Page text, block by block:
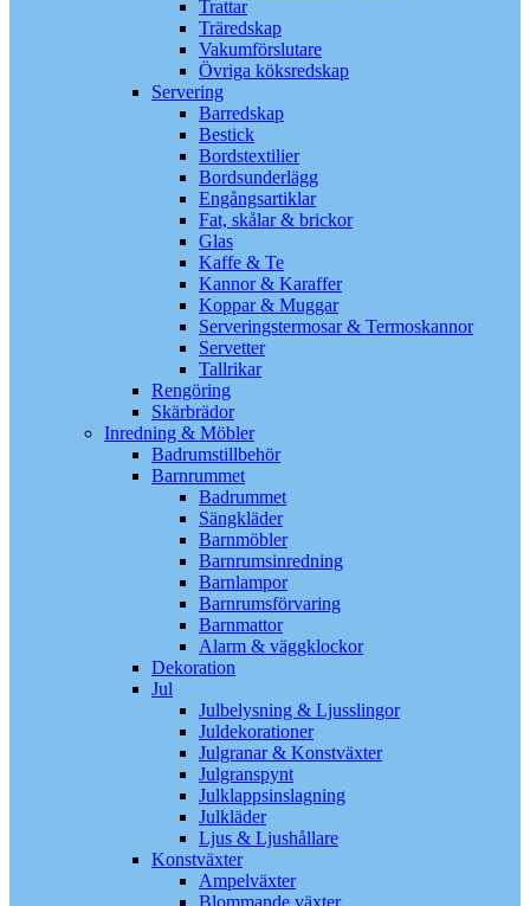
Trattar
Träredskap
Vakumförslutare
Övriga köksredskap
Servering
Barredskap
Bestick
Bordstextilier
Bordsunderlägg
Engångsartiklar
Fat, skålar & brickor
Glas
Kaffe & Te
Kannor & Karaffer
Koppar & Muggar
Serveringstermosar & Termoskannor
Servetter
Tallrikar
Rengöring
Skärbrädor
Inredning & Möbler
Badrumstillbehör
Barnrummet
Badrummet
Sängkläder
Barnmöbler
Barnrumsinredning
Barnlampor
Barnrumsförvaring
Barnmattor
Alarm & väggklockor
Dekoration
Jul
Julbelysning & Ljusslingor
Juldekorationer
Julgranar & Konstväxter
Julgranspynt
Julklappsinslagning
Julkläder
Ljus & Ljushållare
Konstväxter
Ampelväxter
Blommande växter